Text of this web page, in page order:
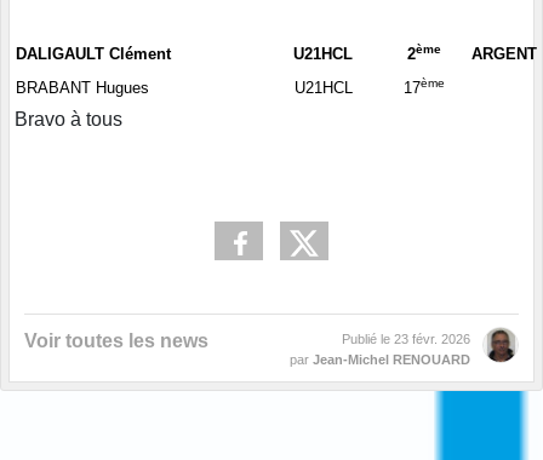
DALIGAULT Clément U21HCL 2ème
ARGENT
BRABANT Hugues
U21HCL 17ème
Bravo à tous
Voir toutes les news Publié le 23 févr. 2026
par Jean-Michel RENOUARD